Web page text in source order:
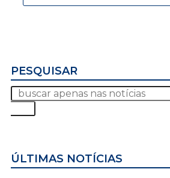
PESQUISAR
ÚLTIMAS NOTÍCIAS